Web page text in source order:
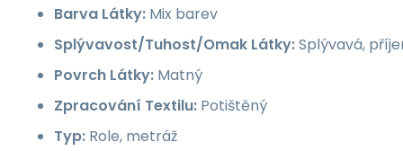
Barva Látky: Mix barev
Splývavost/Tuhost/Omak Látky:Splývavá,
Povrch Látky: Matný
Zpracování Textilu: Potištěný
Typ: Role, metráž